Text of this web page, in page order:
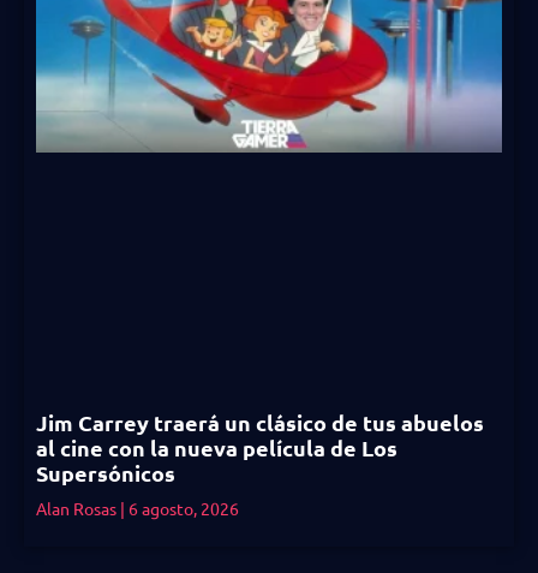
Jim Carrey traerá un clásico de tus abuelos
al cine con la nueva película de Los
Supersónicos
Alan Rosas 6 agosto, 2026